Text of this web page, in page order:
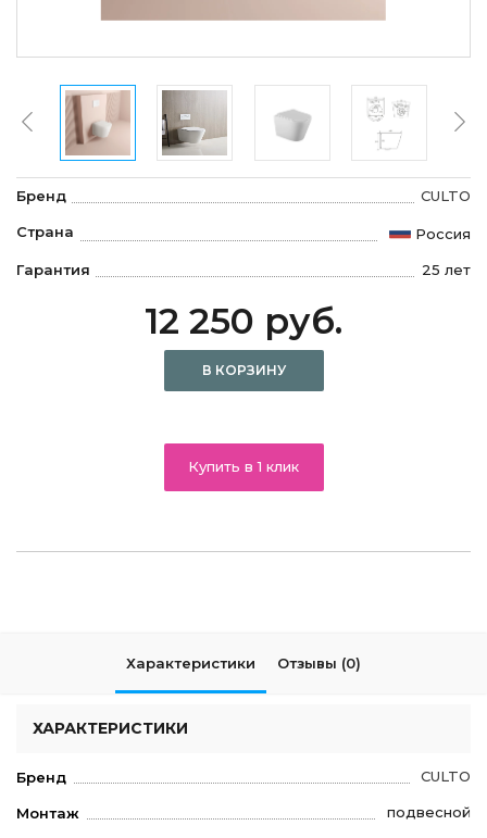
Бренд CULTO
Страна Россия
Гарантия 25 лет
12 250 руб.
В КОРЗИНУ
Купить в 1 клик
Характеристики Отзывы (0)
ХАРАКТЕРИСТИКИ
Бренд CULTO
Монтаж подвесной